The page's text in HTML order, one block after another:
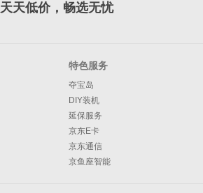
天天低价，畅选无忧
特色服务
夺宝岛
DIY装机
延保服务
京东E卡
京东通信
京鱼座智能